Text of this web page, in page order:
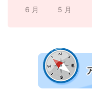
6 月 5 月